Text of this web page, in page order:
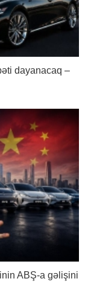
dayanacaq –
ABŞ-a gəlişini